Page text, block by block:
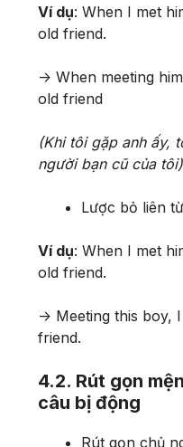
Ví dụ: When I met
old friend.
-> When meeting
old friend
(Khi tôi gặp anh ấy,
người bạn cũ của tôi)
Lược bỏ liên
Ví dụ: When I met
old friend.
-> Meeting this boy,
friend.
4.2. Rút gọn
câu bị động
Rút gọn chủ